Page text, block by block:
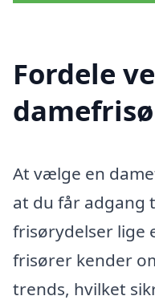
Fordele
At vælge en
at du får adgang
frisørydelser lige
frisører kender
trends, hvilket